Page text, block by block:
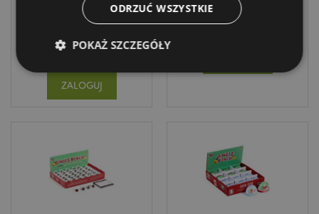
DOSTAWA:
03/09/2026
ZALOGUJ
1488 w
magazynie
ODRZUĆ WSZYSTKIE
POKAŻ SZCZEGÓŁY
Niezbędne
Niezbędne pliki cookie pozwalają na sprawne
funkcjonowanie strony. Należą do nich loginy
klientów i zarządzanie kontami.
Provider/